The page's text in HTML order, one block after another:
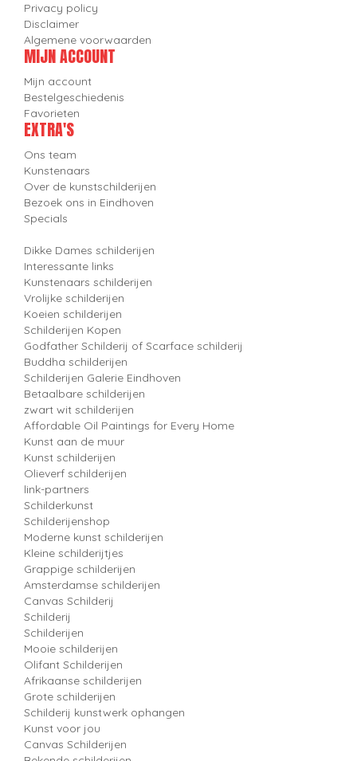
Privacy policy
Disclaimer
Algemene voorwaarden
MIJN ACCOUNT
Mijn account
Bestelgeschiedenis
Favorieten
EXTRA'S
Ons team
Kunstenaars
Over de kunstschilderijen
Bezoek ons in Eindhoven
Specials
Dikke Dames schilderijen
Interessante links
Kunstenaars schilderijen
Vrolijke schilderijen
Koeien schilderijen
Schilderijen Kopen
Godfather Schilderij of Scarface schilderij
Buddha schilderijen
Schilderijen Galerie Eindhoven
Betaalbare schilderijen
zwart wit schilderijen
Affordable Oil Paintings for Every Home
Kunst aan de muur
Kunst schilderijen
Olieverf schilderijen
link-partners
Schilderkunst
Schilderijenshop
Moderne kunst schilderijen
Kleine schilderijtjes
Grappige schilderijen
Amsterdamse schilderijen
Canvas Schilderij
Schilderij
Schilderijen
Mooie schilderijen
Olifant Schilderijen
Afrikaanse schilderijen
Grote schilderijen
Schilderij kunstwerk ophangen
Kunst voor jou
Canvas Schilderijen